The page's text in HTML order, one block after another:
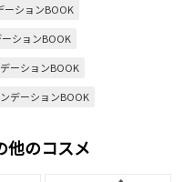
ーションBOOK
ションBOOK
ーションBOOK
デーションBOOK
他のコスメ